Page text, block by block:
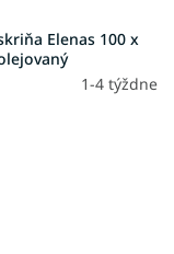
Elenas 100 x
1-4 týždne